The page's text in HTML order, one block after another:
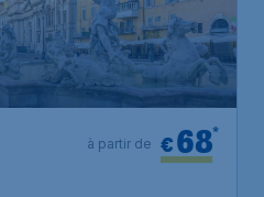
€68*
à partir de